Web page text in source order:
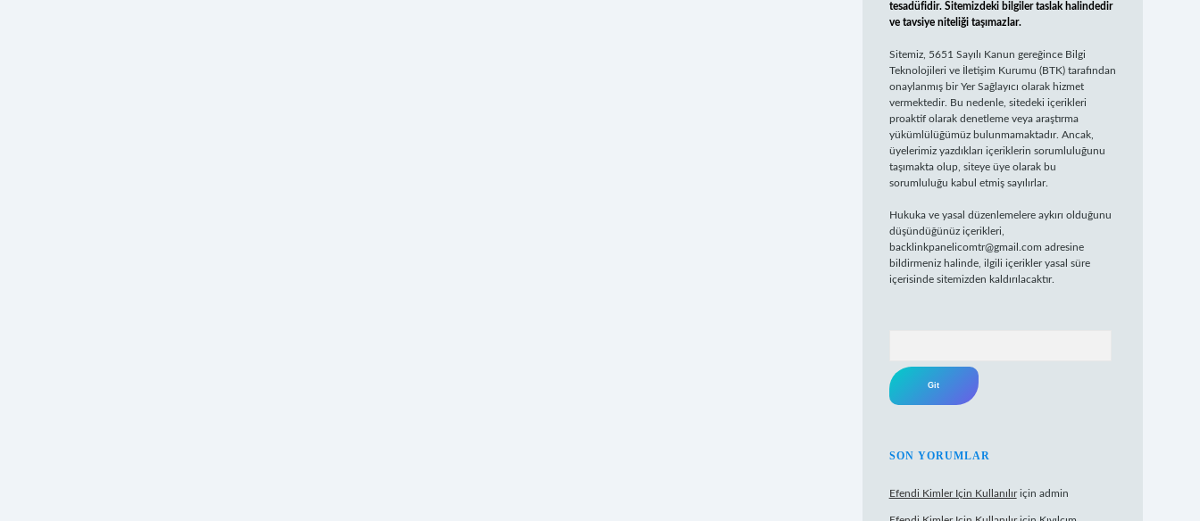
tesadüfidir. Sitemizdeki bilgiler taslak halindedir
ve tavsiye niteliği taşımazlar.
Sitemiz, 5651 Sayılı Kanun gereğince Bilgi
Teknolojileri ve İletişim Kurumu (BTK) tarafından
onaylanmış bir Yer Sağlayıcı olarak hizmet
vermektedir. Bu nedenle, sitedeki içerikleri
proaktif olarak denetleme veya araştırma
yükümlülüğümüz bulunmamaktadır. Ancak,
üyelerimiz yazdıkları içeriklerin sorumluluğunu
taşımakta olup, siteye üye olarak bu
sorumluluğu kabul etmiş sayılırlar.
Hukuka ve yasal düzenlemelere aykırı olduğunu
düşündüğünüz içerikleri,
backlinkpanelicomtr@gmail.com adresine
bildirmeniz halinde, ilgili içerikler yasal süre
içerisinde sitemizden kaldırılacaktır.
SON YORUMLAR
Efendi Kimler Için Kullanılıriçin admin